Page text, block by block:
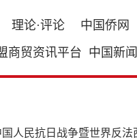
理论·评论 中国侨网
商贸资讯平台 中国新
人民抗日战争暨世界反